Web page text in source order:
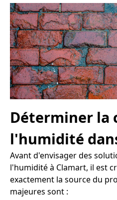
Déterminer la
l'humidité
Avant d'envisager des
l'humidité à Clamart, il est
exactement la source du
majeures sont :